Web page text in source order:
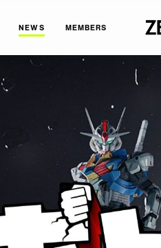
NEWS MEMBERS